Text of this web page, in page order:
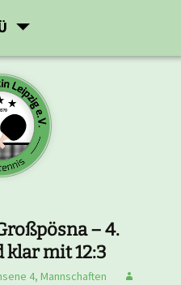
– 4.
mit 12:3
4, Mannschaften